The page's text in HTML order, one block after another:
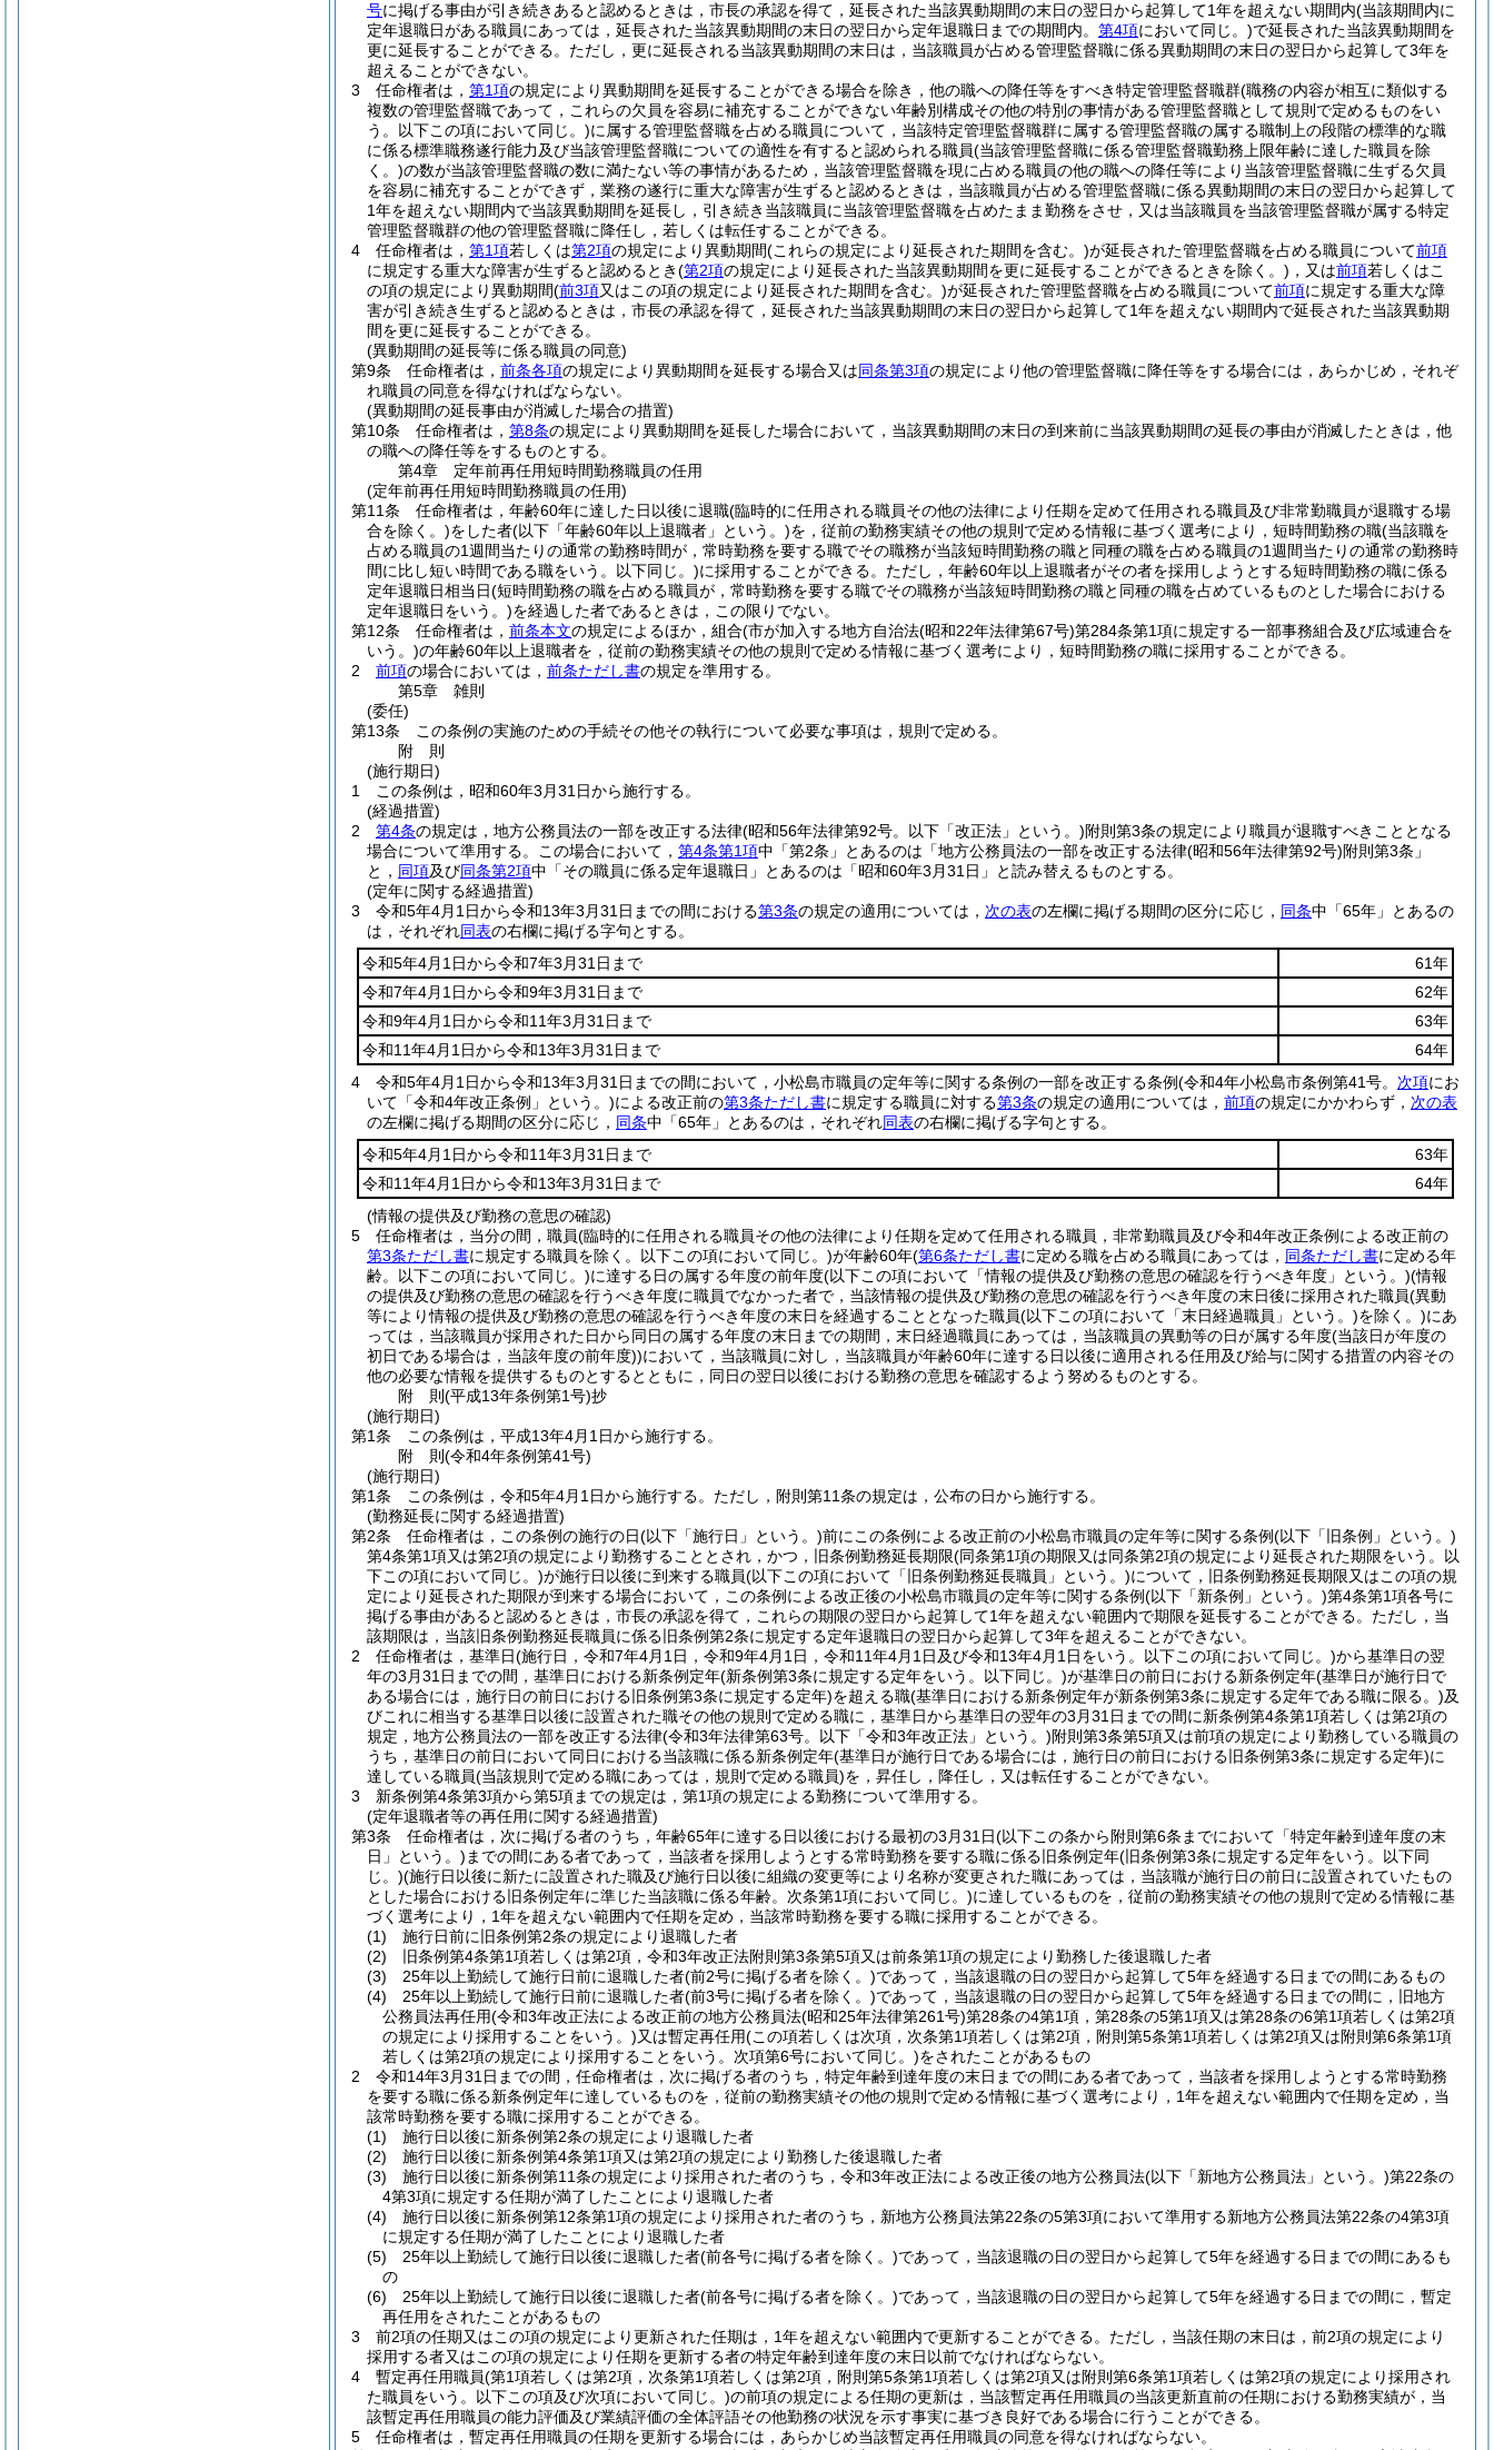
号に掲げる事由が引き続きあると認めるときは，市長の承認を得て，延長された当該異動期間の末日の翌日から起算して1年を超えない期間内(当該期間内に
定年退職日がある職員にあっては，延長された当該異動期間の末日の翌日から定年退職日までの期間内。 第4項において同じ。)で延長された当該異動期間を
更に延長することができる。 ただし，更に延長される当該異動期間の末日は，当該職員が占める管理監督職に係る異動期間の末日の翌日から起算して3年を
超えることができない。
3
任命権者は， 第1項の規定により異動期間を延長することができる場合を除き，他の職への降任等をすべき特定管理監督職群(職務の内容が相互に類似する
複数の管理監督職であって，これらの欠員を容易に補充することができない年齢別構成その他の特別の事情がある管理監督職として規則で定めるものをい
う。以下この項において同じ。)に属する管理監督職を占める職員について，当該特定管理監督職群に属する管理監督職の属する職制上の段階の標準的な職
に係る標準職務遂行能力及び当該管理監督職についての適性を有すると認められる職員(当該管理監督職に係る管理監督職勤務上限年齢に達した職員を除
く。)の数が当該管理監督職の数に満たない等の事情があるため，当該管理監督職を現に占める職員の他の職への降任等により当該管理監督職に生ずる欠員
を容易に補充することができず，業務の遂行に重大な障害が生ずると認めるときは，当該職員が占める管理監督職に係る異動期間の末日の翌日から起算して
1年を超えない期間内で当該異動期間を延長し，引き続き当該職員に当該管理監督職を占めたまま勤務をさせ，又は当該職員を当該管理監督職が属する特定
管理監督職群の他の管理監督職に降任し，若しくは転任することができる。
4
任命権者は， 第1項若しくは第2項の規定により異動期間(これらの規定により延長された期間を含む。)が延長された管理監督職を占める職員について前項
に規定する重大な障害が生ずると認めるとき(第2項の規定により延長された当該異動期間を更に延長することができるときを除く。) ，又は前項若しくはこ
の項の規定により異動期間(前3項又はこの項の規定により延長された期間を含む。)が延長された管理監督職を占める職員について前項に規定する重大な障
害が引き続き生ずると認めるときは，市長の承認を得て，延長された当該異動期間の末日の翌日から起算して1年を超えない期間内で延長された当該異動期
間を更に延長することができる。
(異動期間の延長等に係る職員の同意)
第9条
任命権者は， 前条各項の規定により異動期間を延長する場合又は同条第3項の規定により他の管理監督職に降任等をする場合には，あらかじめ，それぞ
れ職員の同意を得なければならない。
(異動期間の延長事由が消滅した場合の措置)
第10条
任命権者は， 第8条の規定により異動期間を延長した場合において，当該異動期間の末日の到来前に当該異動期間の延長の事由が消滅したときは，他
の職への降任等をするものとする。
第4章
定年前再任用短時間勤務職員の任用
(定年前再任用短時間勤務職員の任用)
第11条
任命権者は，年齢60年に達した日以後に退職(臨時的に任用される職員その他の法律により任期を定めて任用される職員及び非常勤職員が退職する場
合を除く。)をした者(以下「年齢60年以上退職者」という。)を，従前の勤務実績その他の規則で定める情報に基づく選考により，短時間勤務の職(当該職を
占める職員の1週間当たりの通常の勤務時間が，常時勤務を要する職でその職務が当該短時間勤務の職と同種の職を占める職員の1週間当たりの通常の勤務時
間に比し短い時間である職をいう。以下同じ。)に採用することができる。 ただし，年齢60年以上退職者がその者を採用しようとする短時間勤務の職に係る
定年退職日相当日(短時間勤務の職を占める職員が，常時勤務を要する職でその職務が当該短時間勤務の職と同種の職を占めているものとした場合における
定年退職日をいう。)を経過した者であるときは，この限りでない。
第12条
任命権者は， 前条本文の規定によるほか，組合(市が加入する地方自治法(昭和22年法律第67号)第284条第1項に規定する一部事務組合及び広域連合を
いう。)の年齢60年以上退職者を，従前の勤務実績その他の規則で定める情報に基づく選考により，短時間勤務の職に採用することができる。
2
前項の場合においては， 前条ただし書の規定を準用する。
第5章
雑則
(委任)
第13条
この条例の実施のための手続その他その執行について必要な事項は，規則で定める。
附 則
(施行期日)
1
この条例は，昭和60年3月31日から施行する。
(経過措置)
2
第4条の規定は，地方公務員法の一部を改正する法律(昭和56年法律第92号。以下「改正法」という。)附則第3条の規定により職員が退職すべきこととなる
場合について準用する。
この場合において， 第4条第1項中「第2条」とあるのは「地方公務員法の一部を改正する法律(昭和56年法律第92号)附則第3条」
と， 同項及び同条第2項中「その職員に係る定年退職日」とあるのは「昭和60年3月31日」と読み替えるものとする。
(定年に関する経過措置)
3
令和5年4月1日から令和13年3月31日までの間における第3条の規定の適用については， 次の表の左欄に掲げる期間の区分に応じ， 同条中「65年」とあるの
は，それぞれ同表の右欄に掲げる字句とする。
令和5年4月1日から令和7年3月31日まで
61年
令和7年4月1日から令和9年3月31日まで
62年
令和9年4月1日から令和11年3月31日まで
63年
令和11年4月1日から令和13年3月31日まで
64年
4
令和5年4月1日から令和13年3月31日までの間において，小松島市職員の定年等に関する条例の一部を改正する条例(令和4年小松島市条例第41号。 次項にお
いて「令和4年改正条例」という。)による改正前の第3条ただし書に規定する職員に対する第3条の規定の適用については， 前項の規定にかかわらず， 次の表
の左欄に掲げる期間の区分に応じ， 同条中「65年」とあるのは，それぞれ同表の右欄に掲げる字句とする。
令和5年4月1日から令和11年3月31日まで
63年
令和11年4月1日から令和13年3月31日まで
64年
(情報の提供及び勤務の意思の確認)
5
任命権者は，当分の間，職員(臨時的に任用される職員その他の法律により任期を定めて任用される職員，非常勤職員及び令和4年改正条例による改正前の
第3条ただし書に規定する職員を除く。以下この項において同じ。)が年齢60年(第6条ただし書に定める職を占める職員にあっては， 同条ただし書に定める年
齢。以下この項において同じ。)に達する日の属する年度の前年度(以下この項において「情報の提供及び勤務の意思の確認を行うべき年度」という。)(情報
の提供及び勤務の意思の確認を行うべき年度に職員でなかった者で，当該情報の提供及び勤務の意思の確認を行うべき年度の末日後に採用された職員(異動
等により情報の提供及び勤務の意思の確認を行うべき年度の末日を経過することとなった職員(以下この項において「末日経過職員」という。)を除く。)にあ
っては，当該職員が採用された日から同日の属する年度の末日までの期間，末日経過職員にあっては，当該職員の異動等の日が属する年度(当該日が年度の
初日である場合は，当該年度の前年度))において，当該職員に対し，当該職員が年齢60年に達する日以後に適用される任用及び給与に関する措置の内容その
他の必要な情報を提供するものとするとともに，同日の翌日以後における勤務の意思を確認するよう努めるものとする。
附 則(平成13年条例第1号)抄
(施行期日)
第1条
この条例は，平成13年4月1日から施行する。
附 則(令和4年条例第41号)
(施行期日)
第1条
この条例は，令和5年4月1日から施行する。 ただし，附則第11条の規定は，公布の日から施行する。
(勤務延長に関する経過措置)
第2条
任命権者は，この条例の施行の日(以下「施行日」という。)前にこの条例による改正前の小松島市職員の定年等に関する条例(以下「旧条例」という。)
第4条第1項又は第2項の規定により勤務することとされ，かつ，旧条例勤務延長期限(同条第1項の期限又は同条第2項の規定により延長された期限をいう。以
下この項において同じ。)が施行日以後に到来する職員(以下この項において「旧条例勤務延長職員」という。)について，旧条例勤務延長期限又はこの項の規
定により延長された期限が到来する場合において，この条例による改正後の小松島市職員の定年等に関する条例(以下「新条例」という。)第4条第1項各号に
掲げる事由があると認めるときは，市長の承認を得て，これらの期限の翌日から起算して1年を超えない範囲内で期限を延長することができる。 ただし，当
該期限は，当該旧条例勤務延長職員に係る旧条例第2条に規定する定年退職日の翌日から起算して3年を超えることができない。
2
任命権者は，基準日(施行日，令和7年4月1日，令和9年4月1日，令和11年4月1日及び令和13年4月1日をいう。以下この項において同じ。)から基準日の翌
年の3月31日までの間，基準日における新条例定年(新条例第3条に規定する定年をいう。以下同じ。)が基準日の前日における新条例定年(基準日が施行日で
ある場合には，施行日の前日における旧条例第3条に規定する定年)を超える職(基準日における新条例定年が新条例第3条に規定する定年である職に限る。)及
びこれに相当する基準日以後に設置された職その他の規則で定める職に，基準日から基準日の翌年の3月31日までの間に新条例第4条第1項若しくは第2項の
規定，地方公務員法の一部を改正する法律(令和3年法律第63号。以下「令和3年改正法」という。)附則第3条第5項又は前項の規定により勤務している職員の
うち，基準日の前日において同日における当該職に係る新条例定年(基準日が施行日である場合には，施行日の前日における旧条例第3条に規定する定年)に
達している職員(当該規則で定める職にあっては，規則で定める職員)を，昇任し，降任し，又は転任することができない。
3
新条例第4条第3項から第5項までの規定は，第1項の規定による勤務について準用する。
(定年退職者等の再任用に関する経過措置)
第3条
任命権者は，次に掲げる者のうち，年齢65年に達する日以後における最初の3月31日(以下この条から附則第6条までにおいて「特定年齢到達年度の末
日」という。) までの間にある者であって，当該者を採用しようとする常時勤務を要する職に係る旧条例定年(旧条例第3条に規定する定年をいう。以下同
じ。)(施行日以後に新たに設置された職及び施行日以後に組織の変更等により名称が変更された職にあっては，当該職が施行日の前日に設置されていたもの
とした場合における旧条例定年に準じた当該職に係る年齢。次条第1項において同じ。)に達しているものを，従前の勤務実績その他の規則で定める情報に基
づく選考により，1年を超えない範囲内で任期を定め，当該常時勤務を要する職に採用することができる。
(1)
施行日前に旧条例第2条の規定により退職した者
(2)
旧条例第4条第1項若しくは第2項，令和3年改正法附則第3条第5項又は前条第1項の規定により勤務した後退職した者
(3)
25年以上勤続して施行日前に退職した者(前2号に掲げる者を除く。)であって，当該退職の日の翌日から起算して5年を経過する日までの間にあるもの
(4)
25年以上勤続して施行日前に退職した者(前3号に掲げる者を除く。)であって，当該退職の日の翌日から起算して5年を経過する日までの間に，旧地方
公務員法再任用(令和3年改正法による改正前の地方公務員法(昭和25年法律第261号)第28条の4第1項，第28条の5第1項又は第28条の6第1項若しくは第2項
の規定により採用することをいう。)又は暫定再任用(この項若しくは次項，次条第1項若しくは第2項，附則第5条第1項若しくは第2項又は附則第6条第1項
若しくは第2項の規定により採用することをいう。次項第6号において同じ。)をされたことがあるもの
2
令和14年3月31日までの間，任命権者は，次に掲げる者のうち，特定年齢到達年度の末日までの間にある者であって，当該者を採用しようとする常時勤務
を要する職に係る新条例定年に達しているものを，従前の勤務実績その他の規則で定める情報に基づく選考により，1年を超えない範囲内で任期を定め，当
該常時勤務を要する職に採用することができる。
(1)
施行日以後に新条例第2条の規定により退職した者
(2)
施行日以後に新条例第4条第1項又は第2項の規定により勤務した後退職した者
(3)
施行日以後に新条例第11条の規定により採用された者のうち，令和3年改正法による改正後の地方公務員法(以下「新地方公務員法」という。)第22条の
4第3項に規定する任期が満了したことにより退職した者
(4)
施行日以後に新条例第12条第1項の規定により採用された者のうち，新地方公務員法第22条の5第3項において準用する新地方公務員法第22条の4第3項
に規定する任期が満了したことにより退職した者
(5)
25年以上勤続して施行日以後に退職した者(前各号に掲げる者を除く。)であって，当該退職の日の翌日から起算して5年を経過する日までの間にあるも
の
(6)
25年以上勤続して施行日以後に退職した者(前各号に掲げる者を除く。)であって，当該退職の日の翌日から起算して5年を経過する日までの間に，暫定
再任用をされたことがあるもの
3
前2項の任期又はこの項の規定により更新された任期は，1年を超えない範囲内で更新することができる。 ただし，当該任期の末日は，前2項の規定により
採用する者又はこの項の規定により任期を更新する者の特定年齢到達年度の末日以前でなければならない。
4
暫定再任用職員(第1項若しくは第2項，次条第1項若しくは第2項，附則第5条第1項若しくは第2項又は附則第6条第1項若しくは第2項の規定により採用され
た職員をいう。以下この項及び次項において同じ。)の前項の規定による任期の更新は，当該暫定再任用職員の当該更新直前の任期における勤務実績が，当
該暫定再任用職員の能力評価及び業績評価の全体評語その他勤務の状況を示す事実に基づき良好である場合に行うことができる。
5
任命権者は，暫定再任用職員の任期を更新する場合には，あらかじめ当該暫定再任用職員の同意を得なければならない。